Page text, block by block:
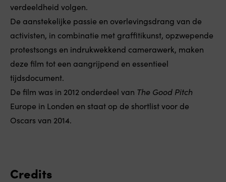
verdeeldheid volgen.
De aanstekelijke passie en overlevingsdrang van de
activisten, in combinatie met graffitikunst, opzwepende
protestsongs en indrukwekkend camerawerk, maken
deze film tot een aangrijpend en essentieel
tijdsdocument.
De film was in 2012 onderdeel van The Good Pitch
Europe in Londen en staat op de shortlist voor de
Oscars van 2014.
Credits